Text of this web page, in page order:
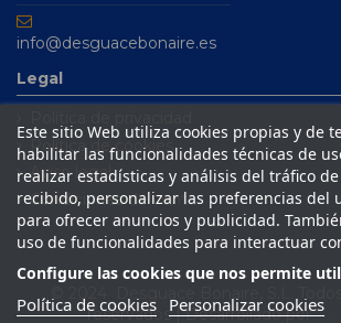
info@desguacebonaire.es
Legal
Política de cookies
Aviso legal
Condiciones de venta
Este sitio Web utiliza cookies propias y de
habilitar las funcionalidades técnicas de
realizar estadísticas y análisis del tráfico
recibido, personalizar las preferencias del
para ofrecer anuncios y publicidad.
uso de funcionalidades para interactuar
Configure las cookies que nos permite
Política de cookies Personalizar cookies
reservados | Desarrollado por